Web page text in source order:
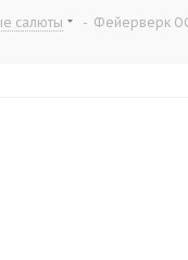
салюты - Фейерверк